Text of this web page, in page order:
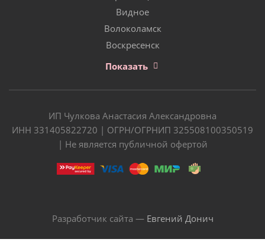
Видное
Волоколамск
Воскресенск
Показать
ИП Чулкова Анастасия Александровна
ИНН 331405822720 | ОГРН/ОГРНИП 325508100350519
| Не является публичной офертой
Разработчик сайта — Евгений Донич